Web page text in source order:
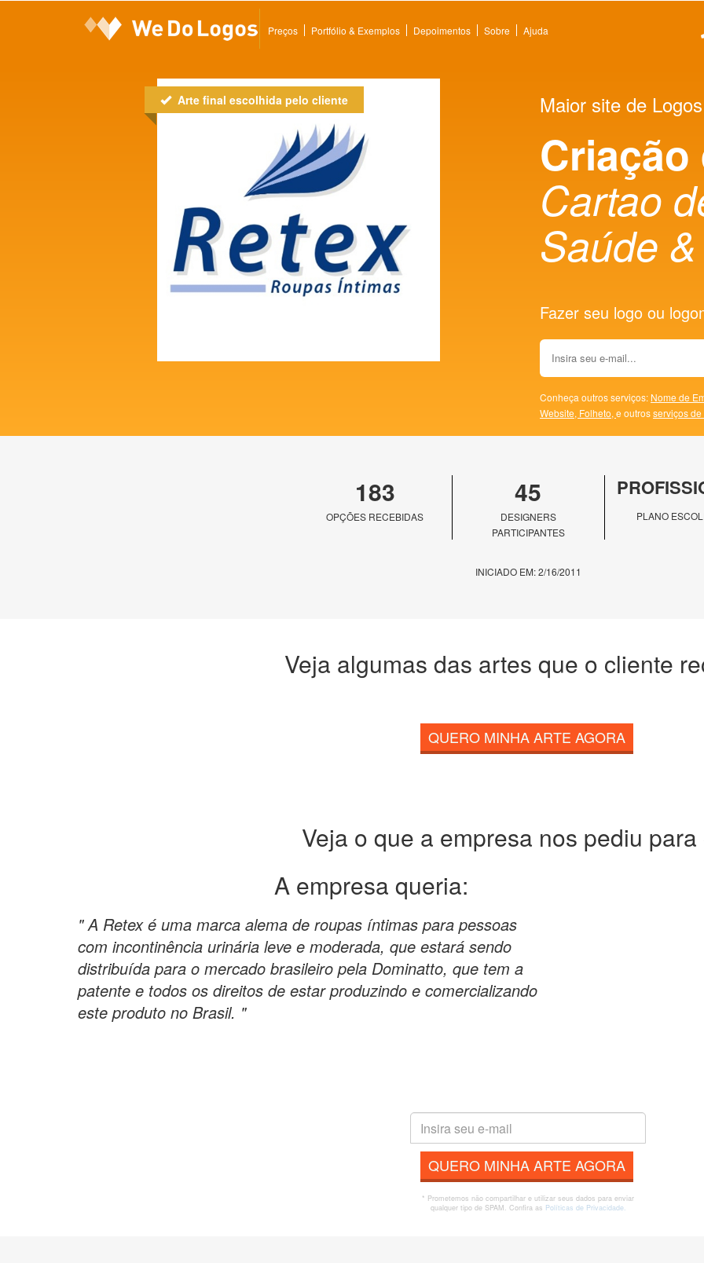
Preços Portfólio & Exemplos Depoimentos Sobre Ajuda
Arte final escolhida pelo cliente Maior site de
Criação
Cartao
Saúde
Fazer seu logo ou
Conheça outros serviços: Nome de
Website, Folheto, e outrosserviços
183
OPÇÕES RECEBIDAS
45
DESIGNERS
PARTICIPANTES
PLANO
INICIADO EM: 2/16/2011
Veja algumas das artes que o cliente
QUERO MINHA ARTE AGORA
Veja o que a empresa nos pediu para
A empresa queria:
" A Retex é uma marca alema de roupas íntimas para pessoas
com incontinência urinária leve e moderada, que estará sendo
distribuída para o mercado brasileiro pela Dominatto, que tem a
patente e todos os direitos de estar produzindo e comercializando
este produto no Brasil. "
QUERO MINHA ARTE AGORA
* Prometemos não compartilhar e utilizar seus dados para enviar
qualquer tipo de SPAM. Confira as Políticas de Privacidade.